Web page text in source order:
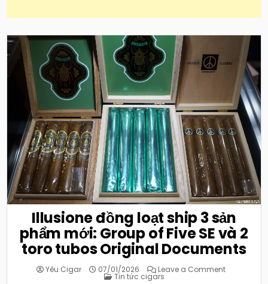
Illusione đồng loạt ship 3 sản
phẩm mới: Group of Five SE và 2
toro tubos Original Documents
Yêu Cigar 07/01/2026 Leave a Commenton
Posted
Tin tức cigars